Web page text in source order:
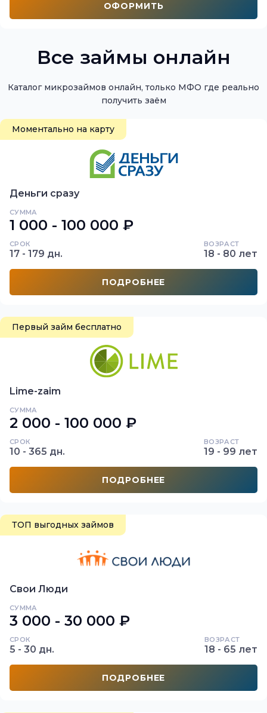
ОФОРМИТЬ
Все займы онлайн
Каталог микрозаймов онлайн, только МФО где реально
Моментально на карту
Деньги сразу
СУММА
1 000 - 100 000 ₽
СРОК
17 - 179 дн.
ВОЗРАСТ
18 - 80 лет
ПОДРОБНЕЕ
Первый займ бесплатно
Lime-zaim
СУММА
2 000 - 100 000 ₽
СРОК
10 - 365 дн.
ВОЗРАСТ
19 - 99 лет
ПОДРОБНЕЕ
ТОП выгодных займов
Свои Люди
СУММА
3 000 - 30 000 ₽
СРОК
5 - 30 дн.
ВОЗРАСТ
18 - 65 лет
ПОДРОБНЕЕ